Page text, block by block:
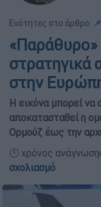
Ενότητες στο άρθρο:
στρατηγικά
στην
Η εικόνα μπορεί να
αποκατασταθεί η
Ορμούζ έως την
🕛 χρόνος
σχολιασμό